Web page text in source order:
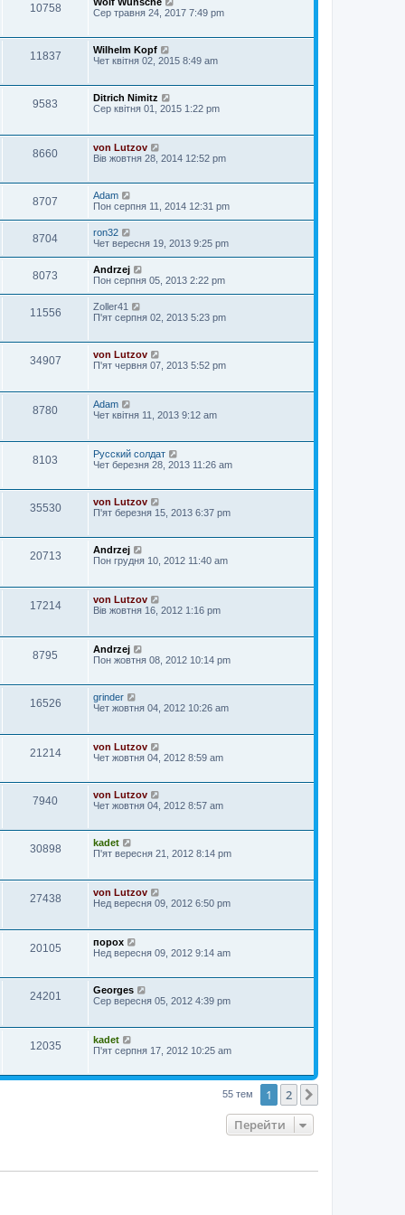
10758
Сер травня 24, 2017 7:49 pm
11837
Wilhelm Kopf
Чет квітня 02, 2015 8:49 am
9583
Ditrich Nimitz
Сер квітня 01, 2015 1:22 pm
8660
von Lutzov
Вів жовтня 28, 2014 12:52 pm
8707
Adam
Пон серпня 11, 2014 12:31 pm
8704
ron32
Чет вересня 19, 2013 9:25 pm
8073
Andrzej
Пон серпня 05, 2013 2:22 pm
11556
Zoller41
П'ят серпня 02, 2013 5:23 pm
34907
von Lutzov
П'ят червня 07, 2013 5:52 pm
8780
Adam
Чет квітня 11, 2013 9:12 am
8103
Русский солдат
Чет березня 28, 2013 11:26 am
35530
von Lutzov
П'ят березня 15, 2013 6:37 pm
20713
Andrzej
Пон грудня 10, 2012 11:40 am
17214
von Lutzov
Вів жовтня 16, 2012 1:16 pm
8795
Andrzej
Пон жовтня 08, 2012 10:14 pm
16526
grinder
Чет жовтня 04, 2012 10:26 am
21214
von Lutzov
Чет жовтня 04, 2012 8:59 am
7940
von Lutzov
Чет жовтня 04, 2012 8:57 am
30898
kadet
П'ят вересня 21, 2012 8:14 pm
27438
von Lutzov
Нед вересня 09, 2012 6:50 pm
20105
порох
Нед вересня 09, 2012 9:14 am
24201
Georges
Сер вересня 05, 2012 4:39 pm
12035
kadet
П'ят серпня 17, 2012 10:25 am
55 тем 1 2
Перейти